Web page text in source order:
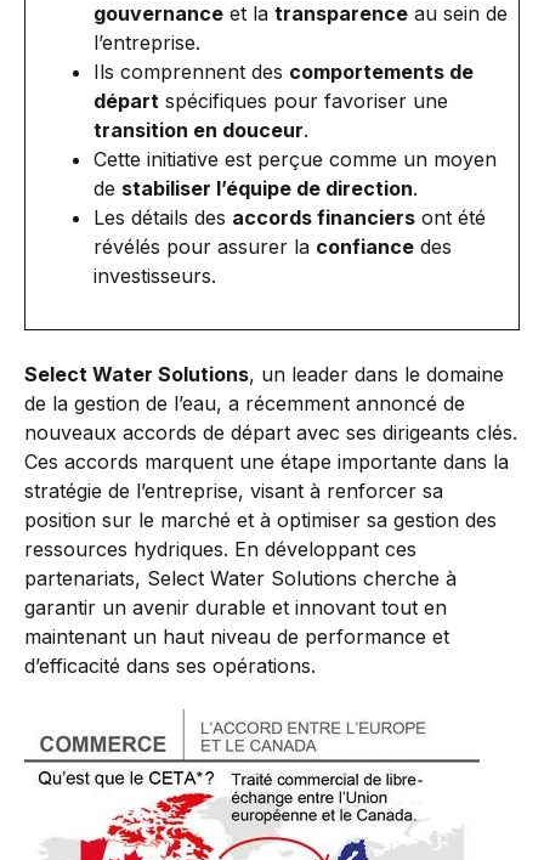
gouvernance et la transparence au sein de
l’entreprise.
Ils comprennent des comportements de
départ spécifiques pour favoriser une
transition en douceur.
Cette initiative est perçue comme un moyen
de stabiliser l’équipe de direction.
Les détails des accords financiers ont été
révélés pour assurer la confiance des
investisseurs.
Select Water Solutions, un leader dans le domaine
de la gestion de l’eau, a récemment annoncé de
nouveaux accords de départ avec ses dirigeants clés.
Ces accords marquent une étape importante dans la
stratégie de l’entreprise, visant à renforcer sa
position sur le marché et à optimiser sa gestion des
ressources hydriques. En développant ces
partenariats, Select Water Solutions cherche à
garantir un avenir durable et innovant tout en
maintenant un haut niveau de performance et
d’efficacité dans ses opérations.